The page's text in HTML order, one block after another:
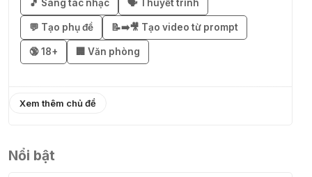
01 Thg 08 2026
🎁 Hướng dẫn nhận Capcut Pro 1
🎵 Sáng tác nhạc 🗣️ Thuyết trình
💬 Tạo phụ đề 📝➡️🎥 Tạo video từ prompt
🔞 18+ 🏢 Văn phòng
Xem thêm chủ đề
Nổi bật